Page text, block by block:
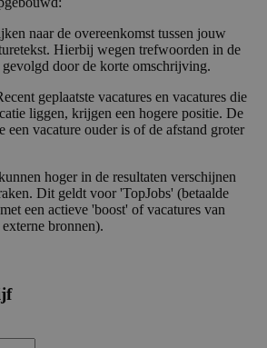
naar de overeenkomst tussen jouw
Hierbij wegen trefwoorden in de
door de korte omschrijving.
geplaatste vacatures en vacatures die
liggen, krijgen een hogere positie. De
een vacature ouder is of de afstand groter
hoger in de resultaten verschijnen
Dit geldt voor 'TopJobs' (betaalde
een actieve 'boost' of vacatures van
bronnen).